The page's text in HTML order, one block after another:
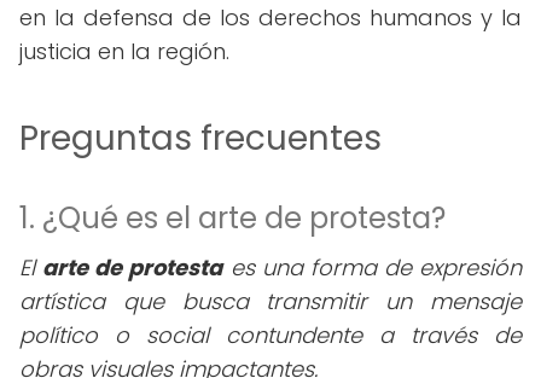
en la defensa de los derechos humanos y la
justicia en la región.
Preguntas frecuentes
1. ¿Qué es el arte de protesta?
El arte de protestaes una forma de expresión
artística que busca transmitir un mensaje
político o social contundente a través de
obras visuales impactantes.